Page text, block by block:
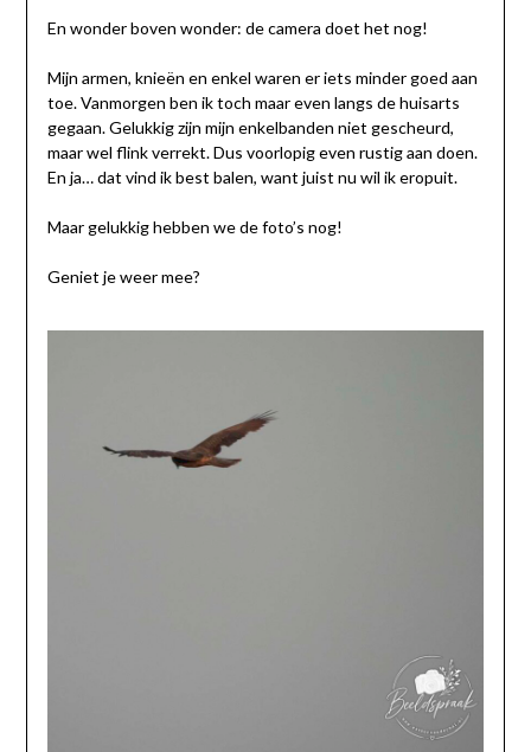
En wonder boven wonder: de camera doet het nog!
Mijn armen, knieën en enkel waren er iets minder goed aan
toe. Vanmorgen ben ik toch maar even langs de huisarts
gegaan. Gelukkig zijn mijn enkelbanden niet gescheurd,
maar wel flink verrekt. Dus voorlopig even rustig aan doen.
En ja… dat vind ik best balen, want juist nu wil ik eropuit.
Maar gelukkig hebben we de foto’s nog!
Geniet je weer mee?